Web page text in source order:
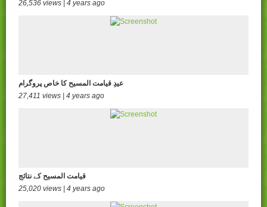
26,536 views | 4 years ago
عیدِ قیامت المسیح کا خاص پروگرام
27,411 views | 4 years ago
قیامت المسیح کے نتائج
25,020 views | 4 years ago